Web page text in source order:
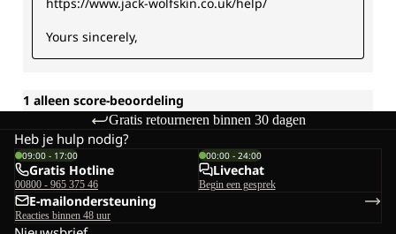
Gratis retourneren binnen 30 dagen
Heb je hulp nodig?
09:00 - 17:00
Gratis Hotline
00800 - 965 375 46
00:00 - 24:00
Livechat
Begin een gesprek
E-mailondersteuning
Reacties binnen 48 uur